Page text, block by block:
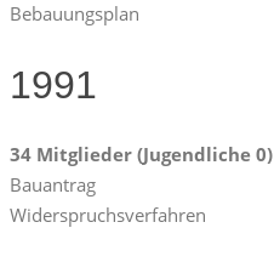
Bebauungsplan
1991
34 Mitglieder (Jugendliche 0)
Bauantrag
Widerspruchsverfahren